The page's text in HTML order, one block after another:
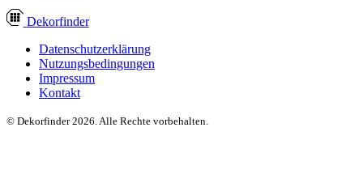
Dekorfinder
Datenschutzerklärung
Nutzungsbedingungen
Impressum
Kontakt
© Dekorfinder 2026. Alle Rechte vorbehalten.